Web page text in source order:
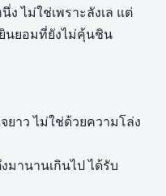
ไม่ใช่เพราะลังเล แต่
นยอมที่ยังไม่คุ้นชิน
ยาว ไม่ใช่ด้วยความโล่ง
มานานเกินไป ได้รับ